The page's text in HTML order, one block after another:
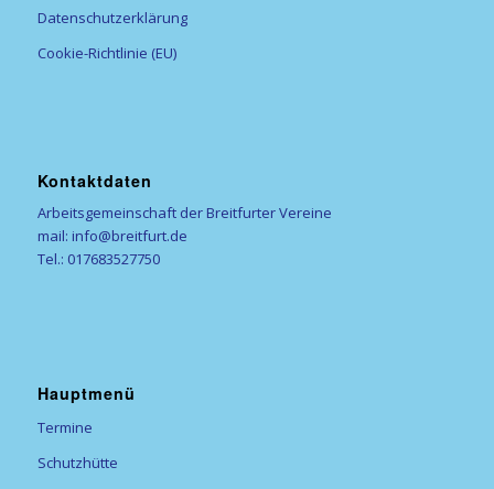
Datenschutzerklärung
Cookie-Richtlinie (EU)
Kontaktdaten
Arbeitsgemeinschaft der Breitfurter Vereine
mail: info@breitfurt.de
Tel.: 017683527750
Hauptmenü
Termine
Schutzhütte